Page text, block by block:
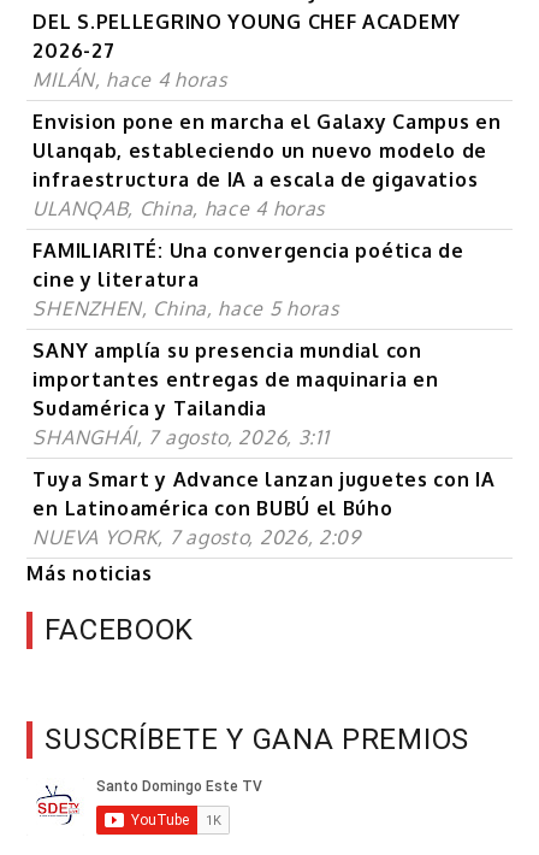
DEL S.PELLEGRINO YOUNG CHEF ACADEMY
2026-27
MILÁN, hace 4 horas
Envision pone en marcha el Galaxy Campus en
Ulanqab, estableciendo un nuevo modelo de
infraestructura de IA a escala de gigavatios
ULANQAB, China, hace 4 horas
FAMILIARITÉ: Una convergencia poética de
cine y literatura
SHENZHEN, China, hace 5 horas
SANY amplía su presencia mundial con
importantes entregas de maquinaria en
Sudamérica y Tailandia
SHANGHÁI, 7 agosto, 2026, 3:11
Tuya Smart y Advance lanzan juguetes con IA
en Latinoamérica con BUBÚ el Búho
NUEVA YORK, 7 agosto, 2026, 2:09
Más noticias
FACEBOOK
SUSCRÍBETE Y GANA PREMIOS